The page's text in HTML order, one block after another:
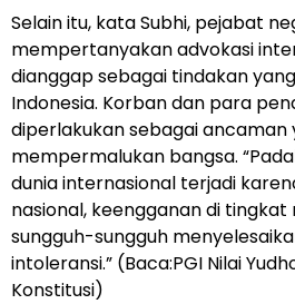
Selain itu, kata Subhi, pejabat
mempertanyakan advokasi
dianggap sebagai tindakan
Indonesia. Korban dan para
diperlakukan sebagai ancaman
mempermalukan bangsa.
dunia internasional terjadi
nasional, keengganan di tingkat
sungguh-sungguh
intoleransi.” (Baca:PGI Nilai
Konstitusi)